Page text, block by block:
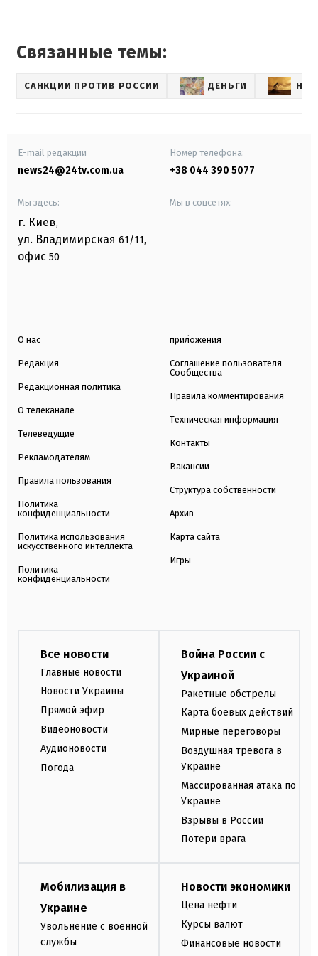
Связанные темы:
САНКЦИИ ПРОТИВ РОССИИ ДЕНЬГИ
E-mail редакции
news24@24tv.com.ua
Номер телефона:
+38 044 390 5077
Мы здесь:
г. Киев,
ул. Владимирская 61/11,
офис 50
Мы в соцсетях:
О нас
Редакция
Редакционная политика
О телеканале
Телеведущие
Рекламодателям
Правила пользования
Политика
конфиденциальности
Политика использования
искусственного интеллекта
Политика
конфиденциальности
приложения
Соглашение пользователя
Сообщества
Правила комментирования
Техническая информация
Контакты
Вакансии
Структура собственности
Архив
Карта сайта
Игры
Все новости
Главные новости
Новости Украины
Прямой эфир
Видеоновости
Аудионовости
Погода
Война России с
Украиной
Ракетные обстрелы
Карта боевых действий
Мирные переговоры
Воздушная тревога в
Украине
Массированная атака по
Украине
Взрывы в России
Потери врага
Мобилизация в
Украине
Увольнение с военной
службы
Новости экономики
Цена нефти
Курсы валют
Финансовые новости